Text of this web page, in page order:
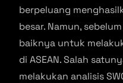
berpeluang
besar. Namun,
baiknya untuk
di ASEAN. Salah
melakukan analisis